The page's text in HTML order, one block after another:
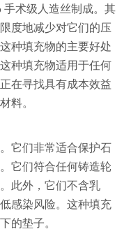
术级人造丝制成。其
度地减少对它们的压
种填充物的主要好处
种填充物适用于任何
在寻找具有成本效益
料。
它们非常适合保护石
它们符合任何铸造轮
此外，它们不含乳
感染风险。这种填充
的垫子。